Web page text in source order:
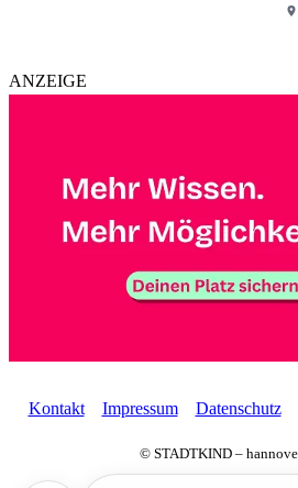
ANZEIGE
Kontakt Impressum Datenschutz
© STADTKIND –